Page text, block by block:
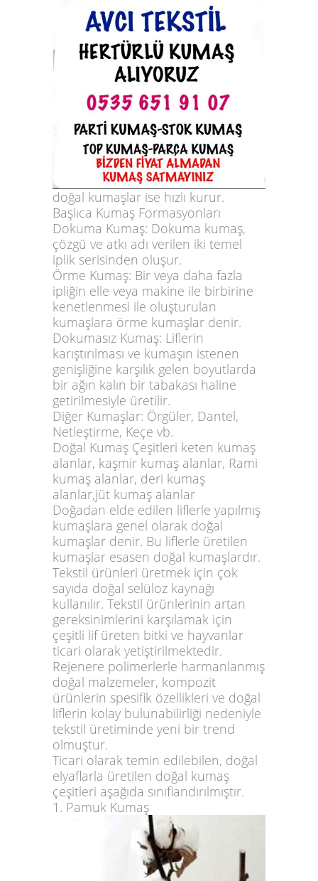
doğal kumaşlar ise hızlı kurur.
Başlıca Kumaş Formasyonları
Dokuma Kumaş: Dokuma kumaş,
çözgü ve atkı adı verilen iki temel
iplik serisinden oluşur.
Örme Kumaş: Bir veya daha fazla
ipliğin elle veya makine ile birbirine
kenetlenmesi ile oluşturulan
kumaşlara örme kumaşlar denir.
Dokumasız Kumaş: Liflerin
karıştırılması ve kumaşın istenen
genişliğine karşılık gelen boyutlarda
bir ağın kalın bir tabakası haline
getirilmesiyle üretilir.
Diğer Kumaşlar: Örgüler, Dantel,
Netleştirme, Keçe vb.
Doğal Kumaş Çeşitleri keten kumaş
alanlar, kaşmir kumaş alanlar, Rami
kumaş alanlar, deri kumaş
alanlar,jüt kumaş alanlar
Doğadan elde edilen liflerle yapılmış
kumaşlara genel olarak doğal
kumaşlar denir. Bu liflerle üretilen
kumaşlar esasen doğal kumaşlardır.
Tekstil ürünleri üretmek için çok
sayıda doğal selüloz kaynağı
kullanılır. Tekstil ürünlerinin artan
gereksinimlerini karşılamak için
çeşitli lif üreten bitki ve hayvanlar
ticari olarak yetiştirilmektedir.
Rejenere polimerlerle harmanlanmış
doğal malzemeler, kompozit
ürünlerin spesifik özellikleri ve doğal
liflerin kolay bulunabilirliği nedeniyle
tekstil üretiminde yeni bir trend
olmuştur.
Ticari olarak temin edilebilen, doğal
elyaflarla üretilen doğal kumaş
çeşitleri aşağıda sınıflandırılmıştır.
1. Pamuk Kumaş